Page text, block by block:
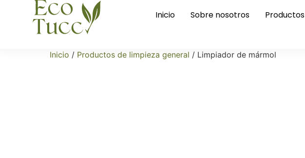
Inicio Sobre nosotros Productos
Inicio / Productos de limpieza general / Limpiador de mármol